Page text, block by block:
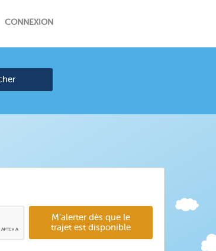
CONNEXION
M'alerter dès que le
trajet est disponible